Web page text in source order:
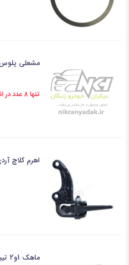
مشعلی پلوس بلند 206 21 خار
تنها 8 عدد در انبار باقی مانده
اهرم کلاچ
ماهک 1و2 تیبا فولادی-کارماتک